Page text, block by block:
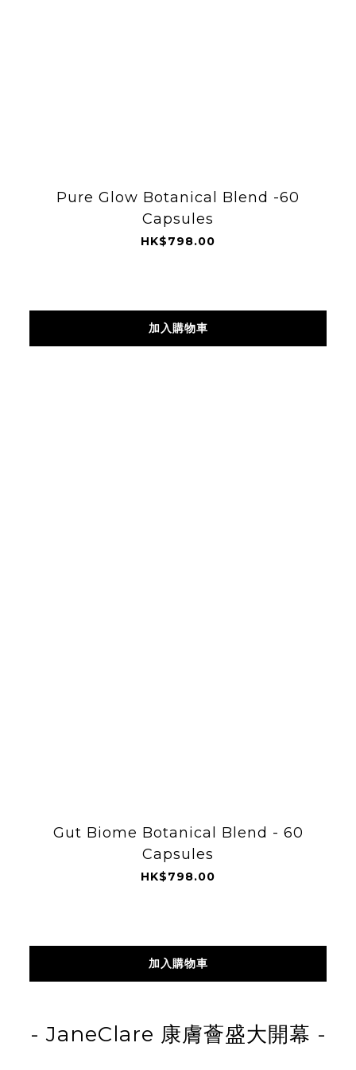
Pure Glow Botanical Blend -60
Capsules
HK$798.00
加入購物車
Gut Biome Botanical Blend - 60
Capsules
HK$798.00
加入購物車
- JaneClare 康膚薈盛大開幕 -